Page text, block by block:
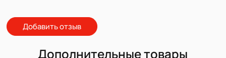
Добавить отзыв
Дополнительные товары